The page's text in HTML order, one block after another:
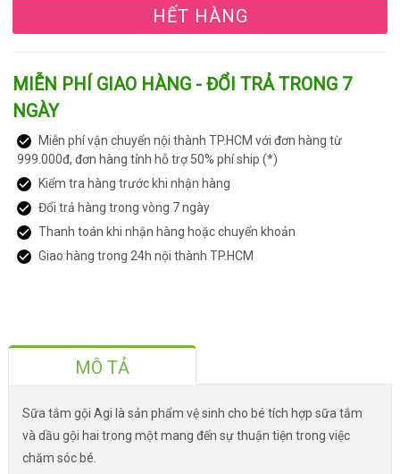
HẾT HÀNG
MIỄN PHÍ GIAO HÀNG - ĐỔI TRẢ TRONG 7
NGÀY
Miễn phí vận chuyển nội thành TP.HCM với đơn hàng từ
999.000đ, đơn hàng tỉnh hỗ trợ 50% phí ship (*)
Kiểm tra hàng trước khi nhận hàng
Đổi trả hàng trong vòng 7 ngày
Thanh toán khi nhận hàng hoặc chuyển khoản
Giao hàng trong 24h nội thành TP.HCM
MÔ TẢ
Sữa tắm gội Agi là sản phẩm vệ sinh cho bé tích hợp sữa tắm
và dầu gội hai trong một mang đến sự thuận tiện trong việc
chăm sóc bé.